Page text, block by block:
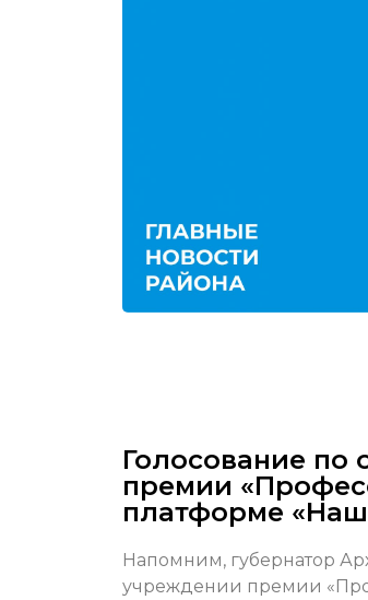
Голосование по
премии
платформе
Напомним, губернатор
учреждении премии